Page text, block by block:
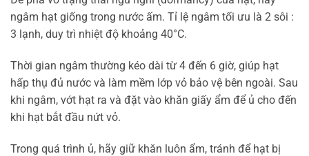
ngâm hạt giống trong nước ấm. Tỉ lệ ngâm tối ưu là 2 sôi :
3 lạnh, duy trì nhiệt độ khoảng 40°C.
Thời gian ngâm thường kéo dài từ 4 đến 6 giờ, giúp hạt
hấp thụ đủ nước và làm mềm lớp vỏ bảo vệ bên ngoài. Sau
khi ngâm, vớt hạt ra và đặt vào khăn giấy ẩm để ủ cho đến
khi hạt bắt đầu nứt vỏ.
Trong quá trình ủ, hãy giữ khăn luôn ẩm, tránh để hạt bị